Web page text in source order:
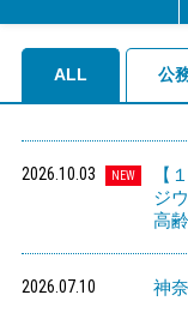
ALL 公
2026.10.03 NEW
【
ジ
高
2026.07.10 神